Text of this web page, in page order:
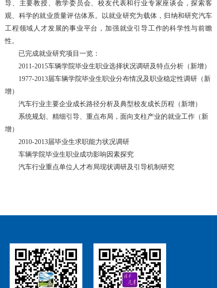
导、主要教授、教学委员会、校友代表和行业专家座谈会，探索客
观、科学的就业质量评估体系。以就业研究为载体，归纳和研究汽车
工程领域人才发展的事业平台，加强就业引导工作的科学性与前瞻
性。
已完成就业研究项目一览：
2011-2015车辆学院毕业生职业选择状况调研及特点分析（新增）
1977-2013届车辆学院毕业生职业分布情况及职业稳定性调研（新
增）
汽车行业主要企业成长路径分析及典型校友成长历程（新增）
系统规划、精细引导、重点布局，面向支柱产业的就业工作（新
增）
2010-2013届毕业生求职能力状况调研
车辆学院毕业生职业成功影响因素探究
汽车行业重点单位人才布局现状调研及引导机制研究